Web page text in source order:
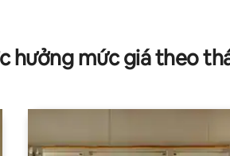
hưởng mức giá theo